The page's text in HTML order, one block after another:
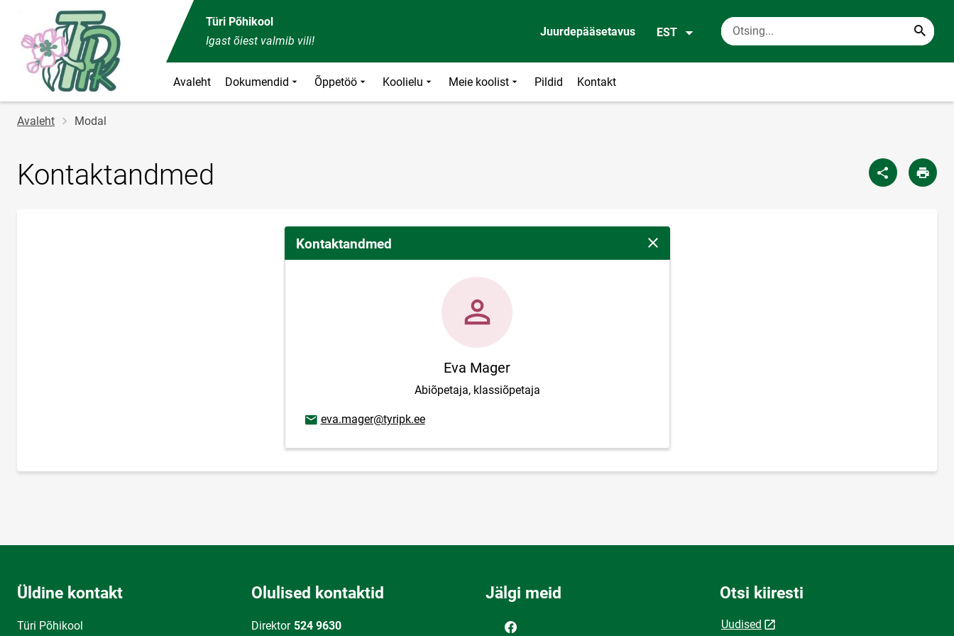
Türi Põhikool
Igast õiest valmib vili!
Juurdepääsetavus EST
Avaleht Dokumendid Õppetöö Koolielu Meie koolist Pildid Kontakt
Jälglink
Avaleht Modal
Kontaktandmed
Kontaktandmed Sulge modaalaken
Eva Mager
Abiõpetaja, klassiõpetaja
E-posti aadress
eva.mager@tyripk.ee
Üldine kontakt
Türi Põhikool
Olulised kontaktid
Direktor 524 9630
Jälgi meid Otsi kiiresti
Uudised